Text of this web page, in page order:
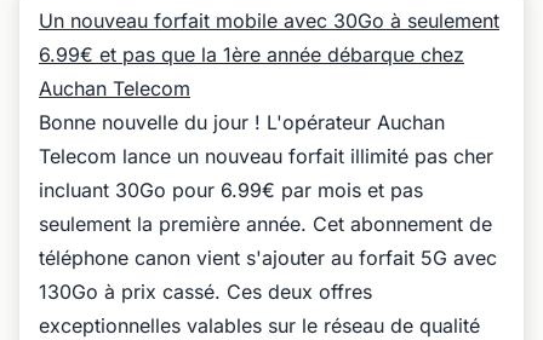
Un nouveau forfait mobile avec 30Go à seulement
6.99€ et pas que la 1ère année débarque chez
Auchan Telecom
Bonne nouvelle du jour ! L'opérateur Auchan
Telecom lance un nouveau forfait illimité pas cher
incluant 30Go pour 6.99€ par mois et pas
seulement la première année. Cet abonnement de
téléphone canon vient s'ajouter au forfait 5G avec
130Go à prix cassé. Ces deux offres
exceptionnelles valables sur le réseau de qualité